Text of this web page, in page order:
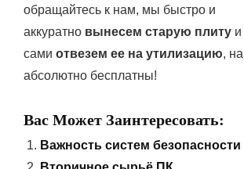
обращайтесь к нам, мы быстро и
аккуратно вынесем старую плиту и
сами отвезем ее на утилизацию,
абсолютно бесплатны!
Вас Может Заинтересовать:
Важность систем безопасности